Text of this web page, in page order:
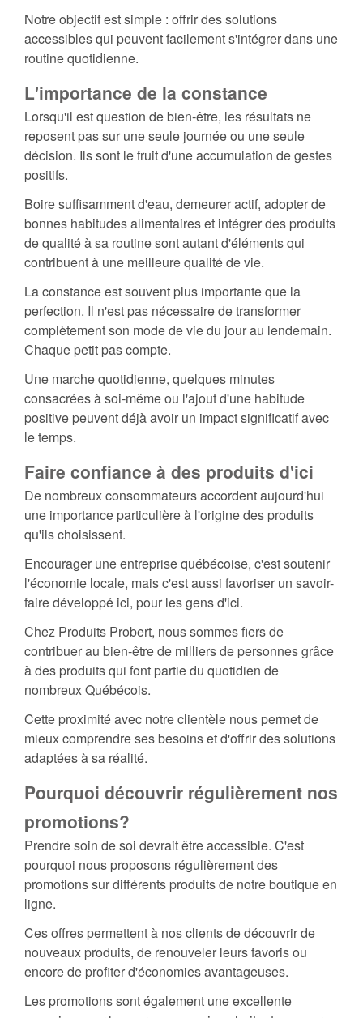
Notre objectif est simple : offrir des solutions
accessibles qui peuvent facilement s'intégrer dans une
routine quotidienne.
L'importance de la constance
Lorsqu'il est question de bien-être, les résultats ne
reposent pas sur une seule journée ou une seule
décision. Ils sont le fruit d'une accumulation de gestes
positifs.
Boire suffisamment d'eau, demeurer actif, adopter de
bonnes habitudes alimentaires et intégrer des produits
de qualité à sa routine sont autant d'éléments qui
contribuent à une meilleure qualité de vie.
La constance est souvent plus importante que la
perfection. Il n'est pas nécessaire de transformer
complètement son mode de vie du jour au lendemain.
Chaque petit pas compte.
Une marche quotidienne, quelques minutes
consacrées à soi-même ou l'ajout d'une habitude
positive peuvent déjà avoir un impact significatif avec
le temps.
Faire confiance à des produits d'ici
De nombreux consommateurs accordent aujourd'hui
une importance particulière à l'origine des produits
qu'ils choisissent.
Encourager une entreprise québécoise, c'est soutenir
l'économie locale, mais c'est aussi favoriser un savoir-
faire développé ici, pour les gens d'ici.
Chez Produits Probert, nous sommes fiers de
contribuer au bien-être de milliers de personnes grâce
à des produits qui font partie du quotidien de
nombreux Québécois.
Cette proximité avec notre clientèle nous permet de
mieux comprendre ses besoins et d'offrir des solutions
adaptées à sa réalité.
Pourquoi découvrir régulièrement nos
promotions?
Prendre soin de soi devrait être accessible. C'est
pourquoi nous proposons régulièrement des
promotions sur différents produits de notre boutique en
ligne.
Ces offres permettent à nos clients de découvrir de
nouveaux produits, de renouveler leurs favoris ou
encore de profiter d'économies avantageuses.
Les promotions sont également une excellente